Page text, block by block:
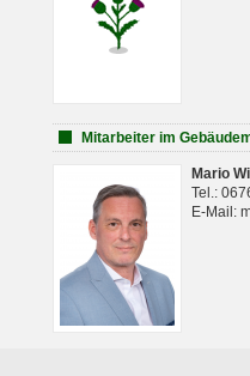
Mitarbeiter im
Mario
Tel.:
E-Mail: